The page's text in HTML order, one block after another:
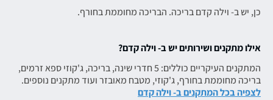
כן, יש ב- וילה קדם בריכה. הבריכה מחוממת בחורף.
אילו מתקנים ושירותים יש ב- וילה קדם?
המתקנים העיקריים כוללים: 5 חדרי שינה, בריכה, ג'קוזי ספא זרמים,
בריכה מחוממת בחורף, ג'קוזי, מטבח מאובזר ועוד מתקנים נוספים.
לצפיה בכל המתקנים ב- וילה קדם